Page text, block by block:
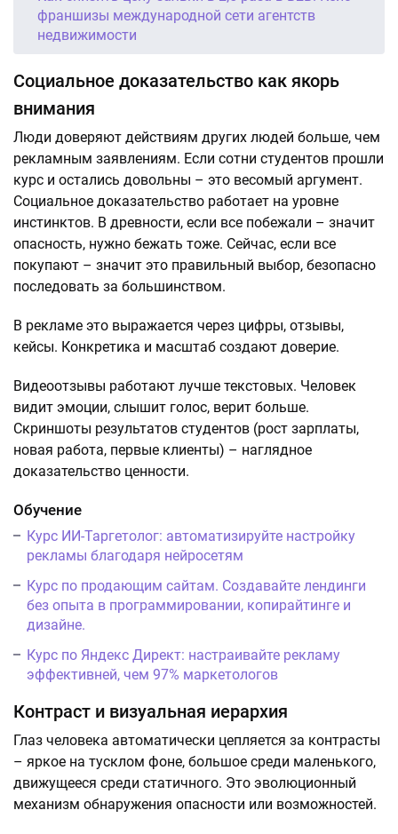
франшизы международной сети агентств
недвижимости
Социальное доказательство как якорь
внимания
Люди доверяют действиям других людей больше, чем
рекламным заявлениям. Если сотни студентов прошли
курс и остались довольны – это весомый аргумент.
Социальное доказательство работает на уровне
инстинктов. В древности, если все побежали – значит
опасность, нужно бежать тоже. Сейчас, если все
покупают – значит это правильный выбор, безопасно
последовать за большинством.
В рекламе это выражается через цифры, отзывы,
кейсы. Конкретика и масштаб создают доверие.
Видеоотзывы работают лучше текстовых. Человек
видит эмоции, слышит голос, верит больше.
Скриншоты результатов студентов (рост зарплаты,
новая работа, первые клиенты) – наглядное
доказательство ценности.
Обучение
Курс ИИ-Таргетолог: автоматизируйте настройку
рекламы благодаря нейросетям
Курс по продающим сайтам. Создавайте лендинги
без опыта в программировании, копирайтинге и
дизайне.
Курс по Яндекс Директ: настраивайте рекламу
эффективней, чем 97% маркетологов
Контраст и визуальная иерархия
Глаз человека автоматически цепляется за контрасты
– яркое на тусклом фоне, большое среди маленького,
движущееся среди статичного. Это эволюционный
механизм обнаружения опасности или возможностей.